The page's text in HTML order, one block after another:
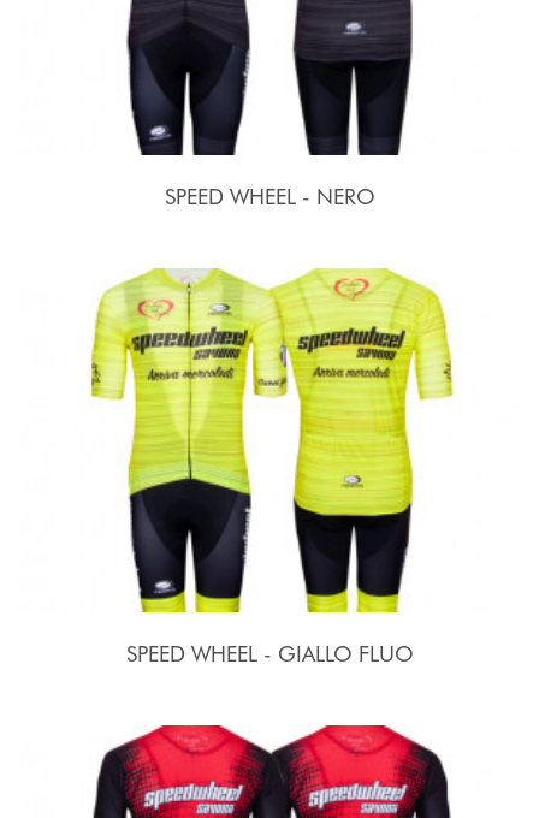
SPEED WHEEL - NERO
SPEED WHEEL - GIALLO FLUO